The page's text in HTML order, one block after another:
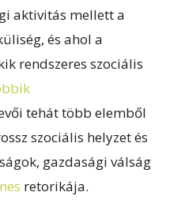
aktivitás mellett a
és ahol a
rendszeres szociális
tehát több elemből
szociális helyzet és
gazdasági válság
retorikája.